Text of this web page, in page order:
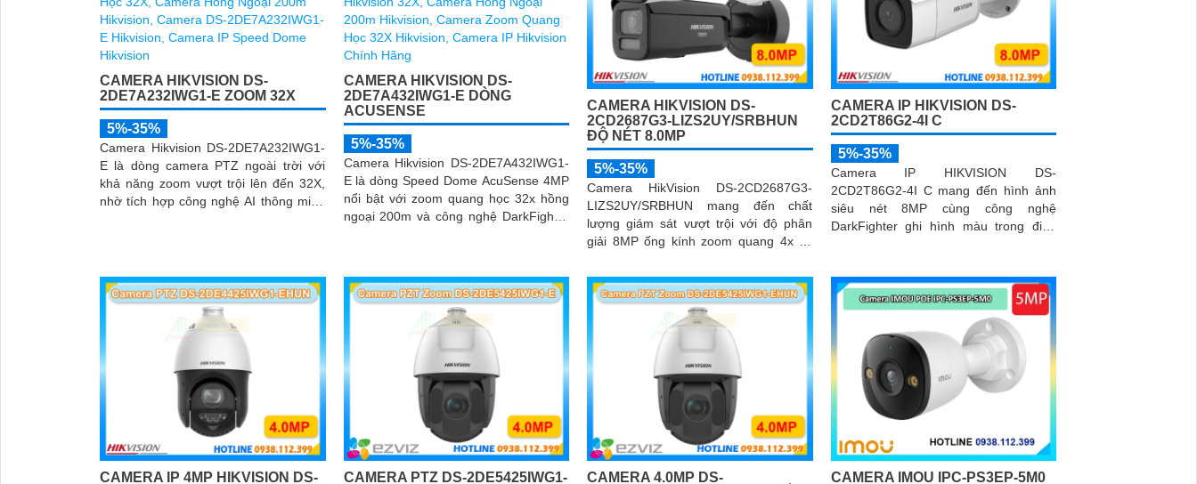
CAMERA HIKVISION DS-
2DE7A232IWG1-E ZOOM 32X
5%-35%
Camera Hikvision DS-2DE7A232IWG1-
E là dòng camera PTZ ngoài trời với
khả năng zoom vượt trội lên đến 32X,
nhờ tích hợp công nghệ AI thông minh
CAMERA HIKVISION DS-
2DE7A432IWG1-E DÒNG
ACUSENSE
5%-35%
Camera Hikvision DS-2DE7A432IWG1-
E là dòng Speed Dome AcuSense 4MP
nổi bật với zoom quang học 32x hồng
ngoại 200m và công nghệ DarkFighter
CAMERA HIKVISION DS-
2CD2687G3-LIZS2UY/SRBHUN
ĐỘ NÉT 8.0MP
5%-35%
Camera HikVision DS-2CD2687G3-
LIZS2UY/SRBHUN mang đến chất
lượng giám sát vượt trội với độ phân
giải 8MP ống kính zoom quang 4x và
CAMERA IP HIKVISION DS-
2CD2T86G2-4I C
5%-35%
Camera IP HIKVISION DS-
2CD2T86G2-4I C mang đến hình ảnh
siêu nét 8MP cùng công nghệ
DarkFighter ghi hình màu trong điều
CAMERA IP 4MP HIKVISION DS- CAMERA PTZ DS-2DE5425IWG1- CAMERA 4.0MP DS- CAMERA IMOU IPC-PS3EP-5M0